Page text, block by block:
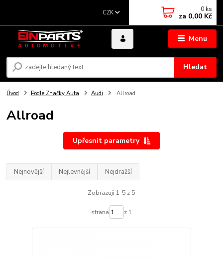
Menu
CZK
Hledat
0 ks
za 0,00 Kč
Úvod Podle Značky Auta Audi Allroad
Allroad
Upřesnit parametry
Nejnovější Nejlevnější Nejdražší
Zobrazuji 1-5 z 5
strana z 1